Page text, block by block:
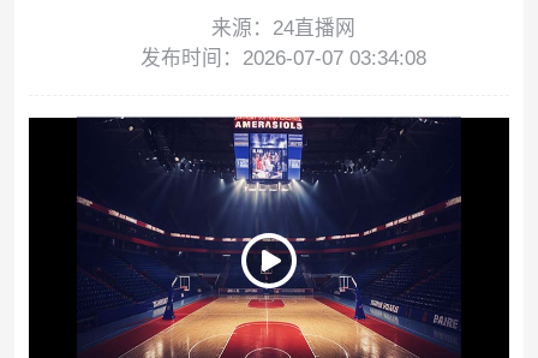
来源：24直播网
发布时间：2026-07-07 03:34:08